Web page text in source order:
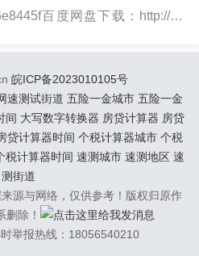
百度网盘下载：http://pa
皖ICP备2023010105号
速测试街道 五险一金城市 五险一金
间 大写数字转换器 房贷计算器 房贷
贷计算器时间 个税计算器城市 个税
税计算器时间 速测城市 速测地区 速
测街道
源与网络，仅供参考！版权归原作
删除！
举报热线：18056540210